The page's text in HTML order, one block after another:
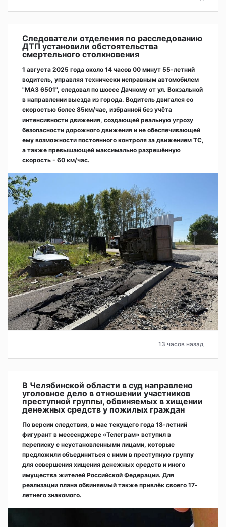
Следователи отделения по расследованию
ДТП установили обстоятельства
смертельного столкновения
1 августа 2025 года около 14 часов 00 минут 55-летний
водитель, управляя технически исправным автомобилем
"МАЗ 6501", следовал по шоссе Дачному от ул. Вокзальной
в направлении выезда из города. Водитель двигался со
скоростью более 85км/час, избранной без учёта
интенсивности движения, создающей реальную угрозу
безопасности дорожного движения и не обеспечивающей
ему возможности постоянного контроля за движением ТС,
а также превышающей максимально разрешённую
скорость - 60 км/час.
13 часов назад
В Челябинской области в суд направлено
уголовное дело в отношении участников
преступной группы, обвиняемых в хищении
денежных средств у пожилых граждан
По версии следствия, в мае текущего года 18-летний
фигурант в мессенджере «Телеграм» вступил в
переписку с неустановленными лицами, которые
предложили объединиться с ними в преступную группу
для совершения хищения денежных средств и иного
имущества жителей Российской Федерации. Для
реализации плана обвиняемый также привлёк своего 17-
летнего знакомого.